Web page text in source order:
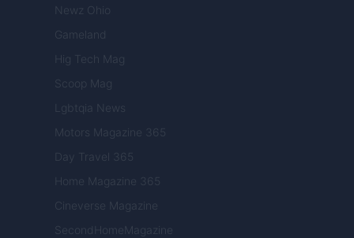
Newz Ohio
Gameland
Hig Tech Mag
Scoop Mag
Lgbtqia News
Motors Magazine 365
Day Travel 365
Home Magazine 365
Cineverse Magazine
SecondHomeMagazine